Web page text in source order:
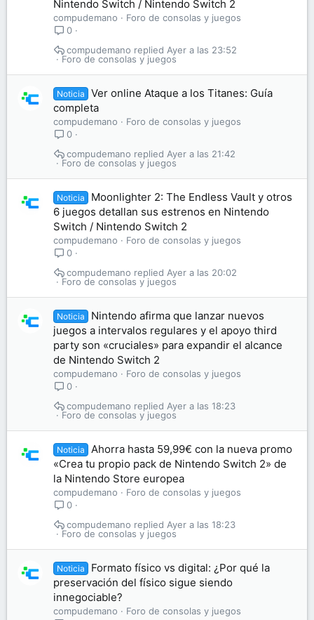
Nintendo Switch / Nintendo Switch 2
compudemano
Foro de consolas y juegos
0
Foro de consolas y juegos
Ayer a las 23:52
compudemano
Noticia
Ver online Ataque a los Titanes: Guía
completa
compudemano
Foro de consolas y juegos
0
Foro de consolas y juegos
Ayer a las 21:42
compudemano
Noticia
Moonlighter 2: The Endless Vault y otros
6 juegos detallan sus estrenos en Nintendo
Switch / Nintendo Switch 2
compudemano
Foro de consolas y juegos
0
Foro de consolas y juegos
Ayer a las 20:02
compudemano
Noticia
Nintendo afirma que lanzar nuevos
juegos a intervalos regulares y el apoyo third
party son «cruciales» para expandir el alcance
de Nintendo Switch 2
compudemano
Foro de consolas y juegos
0
Foro de consolas y juegos
Ayer a las 18:23
compudemano
Noticia
Ahorra hasta 59,99€ con la nueva promo
«Crea tu propio pack de Nintendo Switch 2» de
la Nintendo Store europea
compudemano
Foro de consolas y juegos
0
Foro de consolas y juegos
Ayer a las 18:23
compudemano
Noticia
Formato físico vs digital: ¿Por qué la
preservación del físico sigue siendo
innegociable?
compudemano
Foro de consolas y juegos